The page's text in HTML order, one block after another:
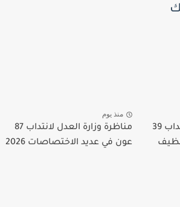
مناظرة وزارة العدل لانتداب 39
منذ يوم
مناظرة وزارة العدل لانتداب 87
عون في عديد الاختصاصات 2026